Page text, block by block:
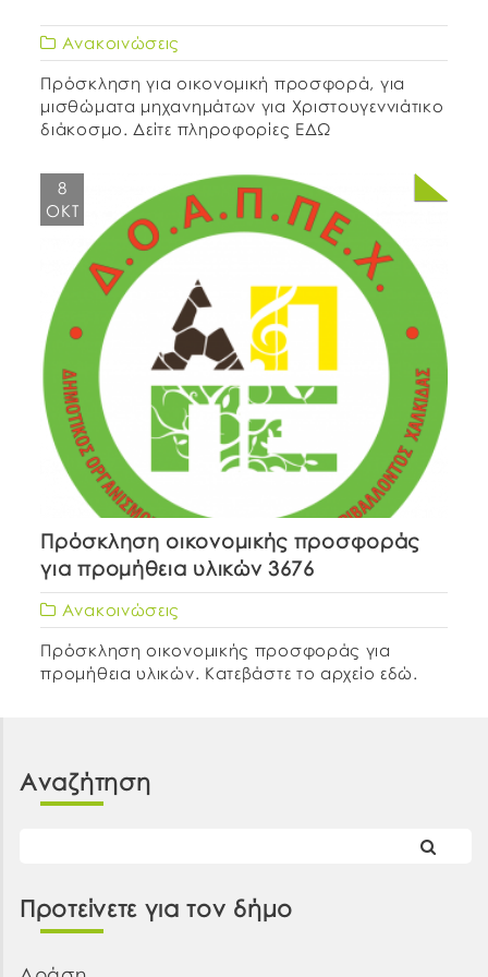
Ανακοινώσεις
Πρόσκληση για οικονομική προσφορά, για
μισθώματα μηχανημάτων για Χριστουγεννιάτικο
διάκοσμο. Δείτε πληροφορίες ΕΔΩ
8
ΟΚΤ
Πρόσκληση οικονομικής προσφοράς
για προμήθεια υλικών 3676
Ανακοινώσεις
Πρόσκληση οικονομικής προσφοράς για
προμήθεια υλικών. Κατεβάστε το αρχείο εδώ.
Αναζήτηση
Προτείνετε για τον δήμο